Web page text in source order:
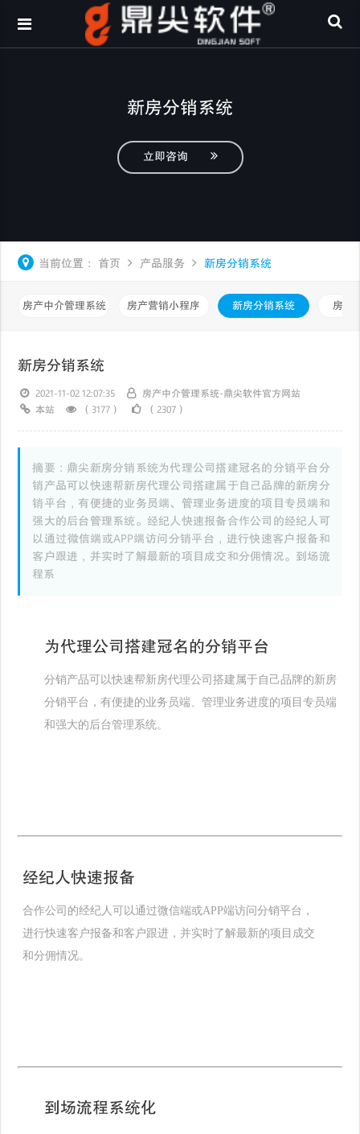
新房分销系统
立即咨询
当前位置： 首页 产品服务 新房分销系统
房产中介管理系统 房产营销小程序 新房分销系统 房产
新房分销系统
2021-11-02 12:07:35
房产中介管理系统-鼎尖软件官方网站
本站
（3177） （2307）
摘要：鼎尖新房分销系统为代理公司搭建冠名的分销平台分
销产品可以快速帮新房代理公司搭建属于自己品牌的新房分
销平台，有便捷的业务员端、管理业务进度的项目专员端和
强大的后台管理系统。经纪人快速报备合作公司的经纪人可
以通过微信端或APP端访问分销平台，进行快速客户报备和
客户跟进，并实时了解最新的项目成交和分佣情况。到场流
程系
为代理公司搭建冠名的分销平台
分销产品可以快速帮新房代理公司搭建属于自己品牌的新房
分销平台，有便捷的业务员端、管理业务进度的项目专员端
和强大的后台管理系统。
经纪人快速报备
合作公司的经纪人可以通过微信端或APP端访问分销平台，
进行快速客户报备和客户跟进，并实时了解最新的项目成交
和分佣情况。
到场流程系统化